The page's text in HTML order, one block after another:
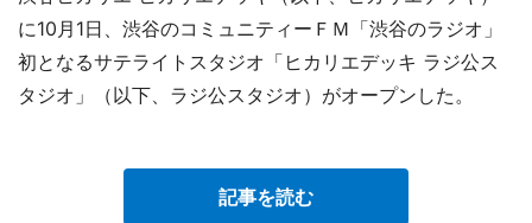
に10月1日、渋谷のコミュニティーＦＭ「渋谷のラジオ」
初となるサテライトスタジオ「ヒカリエデッキ ラジ公ス
タジオ」（以下、ラジ公スタジオ）がオープンした。
記事を読む